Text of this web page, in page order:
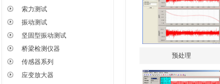
索力测试
振动测试
坚固型振动测试
桥梁检测仪器
传感器系列
应变放大器
预处理